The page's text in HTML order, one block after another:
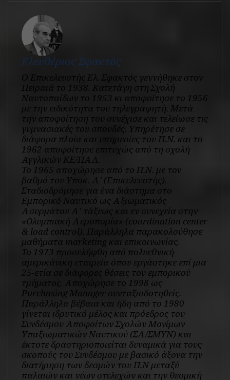
Ελευθέριος Σφακτός
Ο Επικελευστής Ελ. Σφακτός γεννήθηκε στον
Πειραιά το 1938. Κατετάγη στη Σχολή
Ναυτοπαίδων το 1953 κι αποφοίτησε το 1956
με την ειδικότητα του τηλεγραφητή. Μετά
την αποφοίτηση του συνέχισε και τελείωσε τις
γυμνασιακές του σπουδές. Υπηρέτησε σε
διάφορα πλοία και υπηρεσίες του Π.Ν. και το
1962 αποφοίτησε επιτυχώς από τη σχολή
Αγγλικών ΚΕ/ΠΑΛ.
Το 1965 αποχώρησε από το Π.Ν. με τον
βαθμό του Υποκ. Α' (Επικελευστής).
Σταδιοδρόμησε για ένα διάστημα στο
Εμπορικό Ναυτικό ως Αξιωματικός
Ασυρμάτου Α' τάξεως και εν συνεχεία στην
«Ολυμπιακή Αεροπορία» (coordination center
& load control). Παράλληλα παρακολούθησε
μαθήματα marketing και επικοινωνίας.
Το 1973 προσελήφθη από πολυεθνική
αμερικάνικη εταιρεία όπου εργάστηκε επί μια
25-ετία σε διάφορες θέσεις του εμπορικού
τμήματος. Αποχώρησε το 1998 ως
Purchasing Manager συνταξιοδοτηθείς.
Παράλληλα βέβαια και ήδη από το 1980
γίνεται ιδρυτικό μέλος και πρόεδρος του
Συνδέσμου Αποφοίτων Σχολών Μονίμων
Υπαξιωματικών Ναυτικού (ΣΑ/ΣΜΥΝ) και
έκτοτε δραστηριοποιείται δυναμικά για τους
σκοπούς του Συνδέσμου με βασικό άξονα την
διατήρηση των δεσμών του Π.Ν μεταξύ
παλαιών και νέων στελεχών και την θεσμική